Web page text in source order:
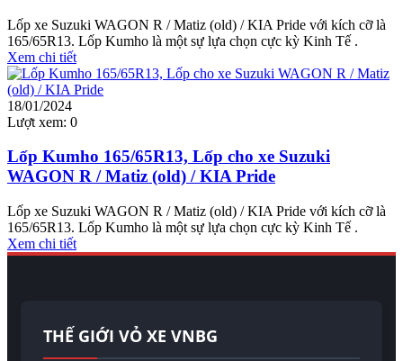
Lốp xe Suzuki WAGON R / Matiz (old) / KIA Pride với kích cỡ là
165/65R13. Lốp Kumho là một sự lựa chọn cực kỳ Kinh Tế .
Xem chi tiết
18/01/2024
Lượt xem: 0
Lốp Kumho 165/65R13, Lốp cho xe Suzuki
WAGON R / Matiz (old) / KIA Pride
Lốp xe Suzuki WAGON R / Matiz (old) / KIA Pride với kích cỡ là
165/65R13. Lốp Kumho là một sự lựa chọn cực kỳ Kinh Tế .
Xem chi tiết
THẾ GIỚI VỎ XE VNBG